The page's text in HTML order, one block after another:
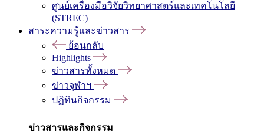
ศูนย์เครื่องมือวิจัยวิทยาศาสตร์และเทคโนโลยี
(STREC)
สาระความรู้และข่าวสาร
ย้อนกลับ
Highlights
ข่าวสารทั้งหมด
ข่าวจุฬาฯ
ปฏิทินกิจกรรม
ข่าวสารและกิจกรรม